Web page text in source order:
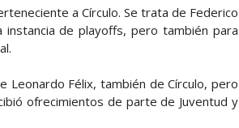
a Círculo. Se trata de Federico
de playoffs, pero también para
Leonardo Félix, también de Círculo, pero
ofrecimientos de parte de Juventud y